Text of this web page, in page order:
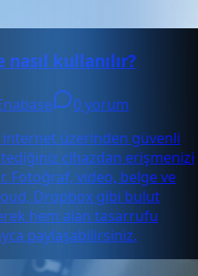
kullanılır?
0 yorum
internet üzerinden güvenli
cihazdan erişmenizi
Fotoğraf, video, belge ve
Dropbox gibi bulut
hem alan tasarrufu
paylaşabilirsiniz.